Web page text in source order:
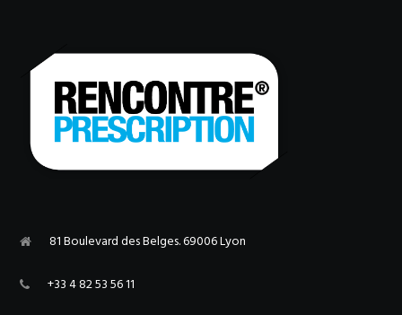
81 Boulevard des Belges. 69006 Lyon
+33 4 82 53 56 11